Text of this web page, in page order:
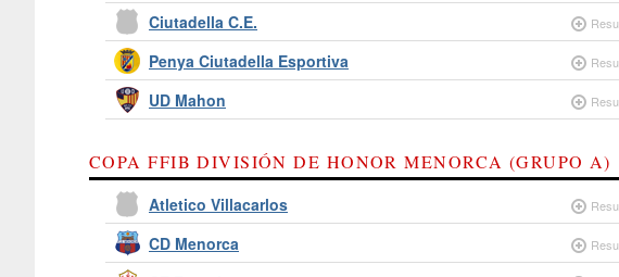
Ciutadella C.E.
Penya Ciutadella Esportiva
UD Mahon
COPA FFIB DIVISIÓN DE HONOR MENORCA (GRUPO A)
Atletico Villacarlos
CD Menorca